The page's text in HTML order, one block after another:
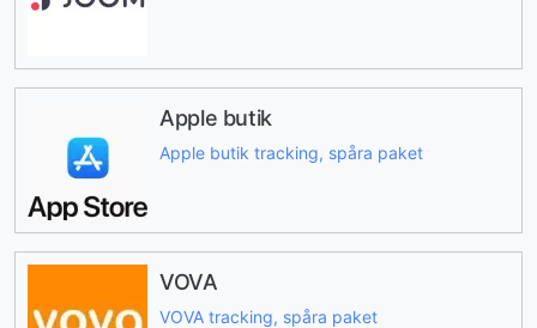
Apple butik
Apple butik tracking, spåra paket
VOVA
VOVA tracking, spåra paket